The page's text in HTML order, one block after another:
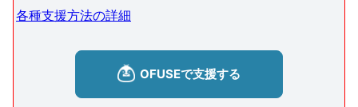
各種支援方法の詳細